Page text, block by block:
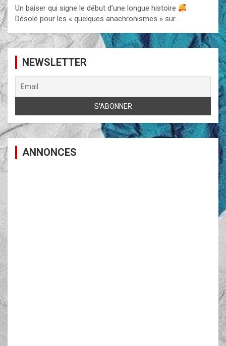
Un baiser qui signe le début d’une longue histoire
Désolé pour les « quelques anachronismes » sur…
NEWSLETTER
ANNONCES